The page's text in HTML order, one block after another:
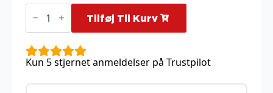
Trapinch
-
Reverse
antal
Tilføj Til Kurv
Kun 5 stjernet anmeldelser på Trustpilot